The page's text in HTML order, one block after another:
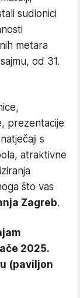
sudionici
metara
od 31.
prezentacije
s
atraktivne
što vas
Zagreb.
2025.
(paviljon